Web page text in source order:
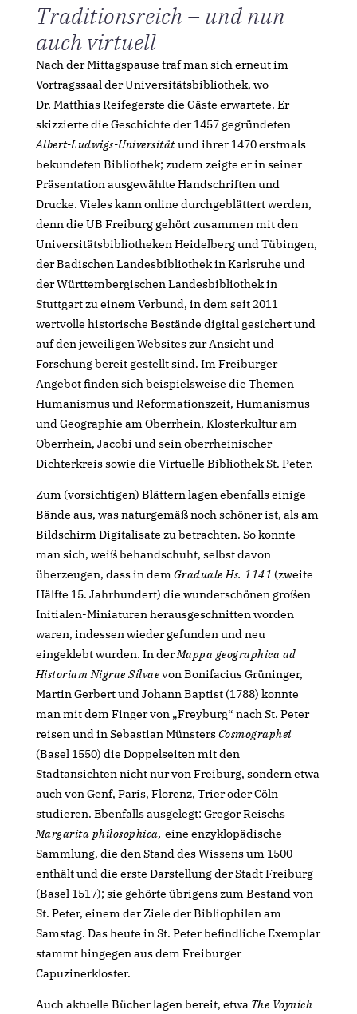
Traditionsreich – und nun
auch virtuell
Nach der Mittagspause traf man sich erneut im
Vortragssaal der Universitätsbibliothek, wo
Dr. Matthias Reifegerste die Gäste erwartete. Er
skizzierte die Geschichte der 1457 gegründeten
Albert-Ludwigs-Universitätund ihrer 1470 erstmals
bekundeten Bibliothek; zudem zeigte er in seiner
Präsentation ausgewählte Handschriften und
Drucke. Vieles kann online durchgeblättert werden,
denn die UB Freiburg gehört zusammen mit den
Universitätsbibliotheken Heidelberg und Tübingen,
der Badischen Landesbibliothek in Karlsruhe und
der Württembergischen Landesbibliothek in
Stuttgart zu einem Verbund, in dem seit 2011
wertvolle historische Bestände digital gesichert und
auf den jeweiligen Websites zur Ansicht und
Forschung bereit gestellt sind. Im Freiburger
Angebot finden sich beispielsweise die Themen
Humanismus und Reformationszeit, Humanismus
und Geographie am Oberrhein, Klosterkultur am
Oberrhein, Jacobi und sein oberrheinischer
Dichterkreis sowie die Virtuelle Bibliothek St. Peter.
Zum (vorsichtigen) Blättern lagen ebenfalls einige
Bände aus, was naturgemäß noch schöner ist, als am
Bildschirm Digitalisate zu betrachten. So konnte
man sich, weiß behandschuht, selbst davon
überzeugen, dass in demGraduale Hs. 1141 (zweite
Hälfte 15. Jahrhundert) die wunderschönen großen
Initialen-Miniaturen herausgeschnitten worden
waren, indessen wieder gefunden und neu
eingeklebt wurden. In derMappa geographica ad
Historiam Nigrae Silvaevon Bonifacius Grüninger,
Martin Gerbert und Johann Baptist (1788) konnte
man mit dem Finger von „Freyburg“ nach St. Peter
reisen und in Sebastian MünstersCosmographei
(Basel 1550) die Doppelseiten mit den
Stadtansichten nicht nur von Freiburg, sondern etwa
auch von Genf, Paris, Florenz, Trier oder Cöln
studieren. Ebenfalls ausgelegt: Gregor Reischs
Margarita philosophica, eine enzyklopädische
Sammlung, die den Stand des Wissens um 1500
enthält und die erste Darstellung der Stadt Freiburg
(Basel 1517); sie gehörte übrigens zum Bestand von
St. Peter, einem der Ziele der Bibliophilen am
Samstag. Das heute in St. Peter befindliche Exemplar
stammt hingegen aus dem Freiburger
Capuzinerkloster.
Auch aktuelle Bücher lagen bereit, etwa The Voynich